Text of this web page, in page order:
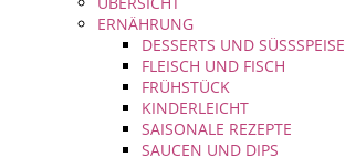
ERNÄHRUNG
DESSERTS UND SÜSSSPEISEN
FLEISCH UND FISCH
FRÜHSTÜCK
KINDERLEICHT
SAISONALE REZEPTE
SAUCEN UND DIPS